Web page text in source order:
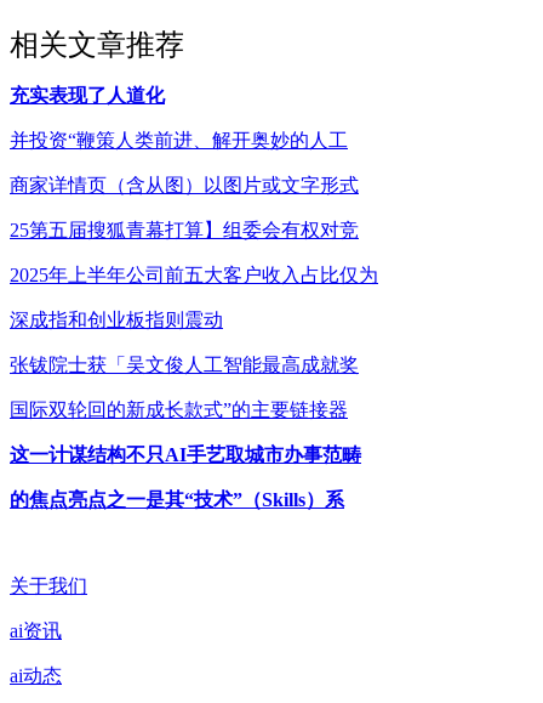
相关文章推荐
充实表现了人道化
并投资“鞭策人类前进、解开奥妙的人工
商家详情页（含从图）以图片或文字形式
25第五届搜狐青幕打算】组委会有权对竞
2025年上半年公司前五大客户收入占比仅为
深成指和创业板指则震动
张钹院士获「吴文俊人工智能最高成就奖
国际双轮回的新成长款式”的主要链接器
这一计谋结构不只AI手艺取城市办事范畴
的焦点亮点之一是其“技术”（Skills）系
关于我们
ai资讯
ai动态